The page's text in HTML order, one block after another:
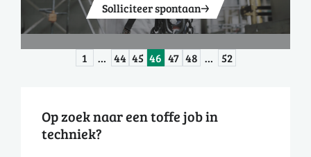
Solliciteer spontaan
1 … 44 45 46 47 48 … 52
Op zoek naar een toffe job in
techniek?